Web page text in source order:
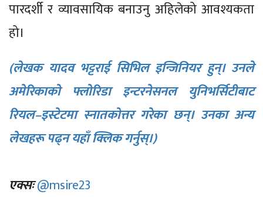
पारदर्शी र व्यावसायिक बनाउनु अहिलेको आवश्यकता
हो।
(लेखक यादव भट्टराई सिभिल इन्जिनियर हुन्। उनले
अमेरिकाको फ्लोरिडा इन्टरनेसनल युनिभर्सिटीबाट
रियल–इस्टेटमा स्नातकोत्तर गरेका छन्। उनका अन्य
लेखहरू पढ्न यहाँ क्लिक गर्नुस्।)
एक्सः@msire23